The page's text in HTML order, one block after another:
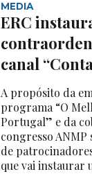
MEDIA
ERC
canal
A propósito da
programa “O
Portugal” e da
congresso
de
que vai instaurar